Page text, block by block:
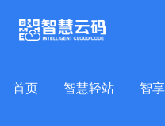
首页 智慧轻站 智